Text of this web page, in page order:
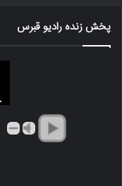
پخش زنده رادیو قبرس